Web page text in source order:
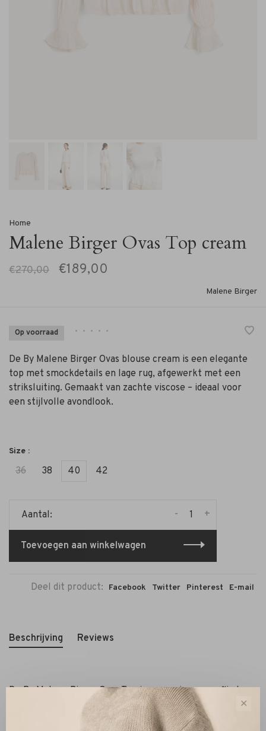
Home
Malene Birger Ovas Top cream
€270,00 €189,00
Malene Birger
Op voorraad • • • • •
De By Malene Birger Ovas blouse cream is een elegante
top met smockdetails en lage rug, afgewerkt met een
striksluiting. Gemaakt van zachte viscose – ideaal voor
een stijlvolle avondlook.
Size :
36 38 40 42
Aantal: +
-
Toevoegen aan winkelwagen
Deel dit product: Facebook Twitter Pinterest E-mail
Beschrijving Reviews
De By Malene Birger Ovas Top in cream is een verfijnde
blouse met een vrouwelijke pasvorm en rijke
smockdetails. Deze top is uitgevoerd in een elastische
✕